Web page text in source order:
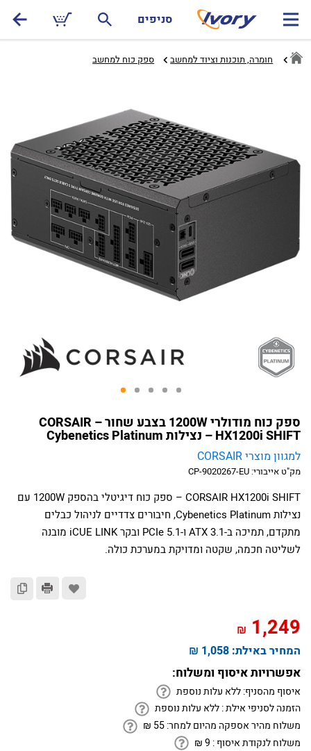
סניפים
חומרה, תוכנות וציוד למחשב ספק כוח למחשב‏
ספק כוח מודולרי 1200W בצבע שחור – CORSAIR
HX1200i SHIFT – נצילות Cybenetics Platinum
למגוון מוצרי CORSAIR
מק"ט אייבורי: CP-9020267-EU
CORSAIR HX1200i SHIFT – ספק כוח דיגיטלי בהספק 1200W עם
נצילות Cybenetics Platinum, חיבורים צדדיים לניהול כבלים
מתקדם, תמיכה ב-ATX 3.1 ו-PCIe 5.1 ובקר iCUE LINK מובנה
לשליטה חכמה, שקטה ומדויקת במערכת כולה.
₪
1,249
₪
המחיר באילת: 1,058 ₪
אפשרויות איסוף ומשלוח:
איסוף מהסניף:ללא עלות נוספת
הזמנה לסניפי אילת :ללא עלות נוספת
משלוח מהיר אספקה מהיום למחר:
₪ 55
משלוח לנקודת איסוף :
₪9